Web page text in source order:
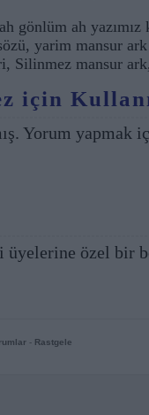
ah gönlüm ah yazımız
, yarim mansur ark
, Silinmez mansur ark
için
Yorum yapmak
üyelerine özel bir
- Rastgele